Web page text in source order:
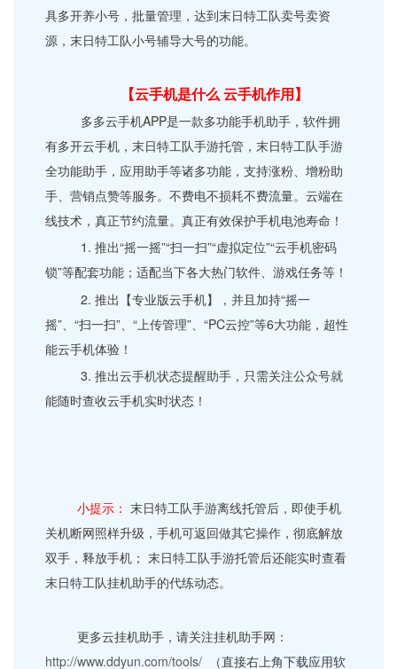
具多开养小号，批量管理，达到末日特工队卖号卖资
源，末日特工队小号辅导大号的功能。
【云手机是什么 云手机作用】
多多云手机APP是一款多功能手机助手，软件拥
有多开云手机，末日特工队手游托管，末日特工队手游
全功能助手，应用助手等诸多功能，支持涨粉、增粉助
手、营销点赞等服务。不费电不损耗不费流量。云端在
线技术，真正节约流量。真正有效保护手机电池寿命！
1. 推出“摇一摇”“扫一扫”“虚拟定位”“云手机密码
锁”等配套功能；适配当下各大热门软件、游戏任务等！
2. 推出【专业版云手机】，并且加持“摇一
摇”、“扫一扫”、“上传管理”、“PC云控”等6大功能，超性
能云手机体验！
3. 推出云手机状态提醒助手，只需关注公众号就
能随时查收云手机实时状态！
小提示： 末日特工队手游离线托管后，即使手机
关机断网照样升级，手机可返回做其它操作，彻底解放
双手，释放手机； 末日特工队手游托管后还能实时查看
末日特工队挂机助手的代练动态。
更多云挂机助手，请关注挂机助手网：
http://www.ddyun.com/tools/ （直接右上角下载应用软